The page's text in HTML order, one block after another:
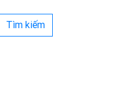
Tìm kiếm